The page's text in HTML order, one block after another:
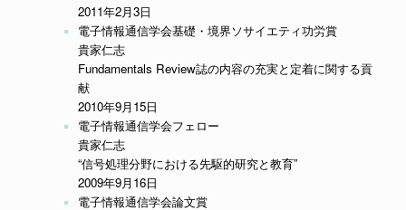
2011年2月3日
電子情報通信学会基礎・境界ソサイエティ功労賞
貴家仁志
Fundamentals Review誌の内容の充実と定着に関する貢
献
2010年9月15日
電子情報通信学会フェロー
貴家仁志
“信号処理分野における先駆的研究と教育”
2009年9月16日
電子情報通信学会論文賞